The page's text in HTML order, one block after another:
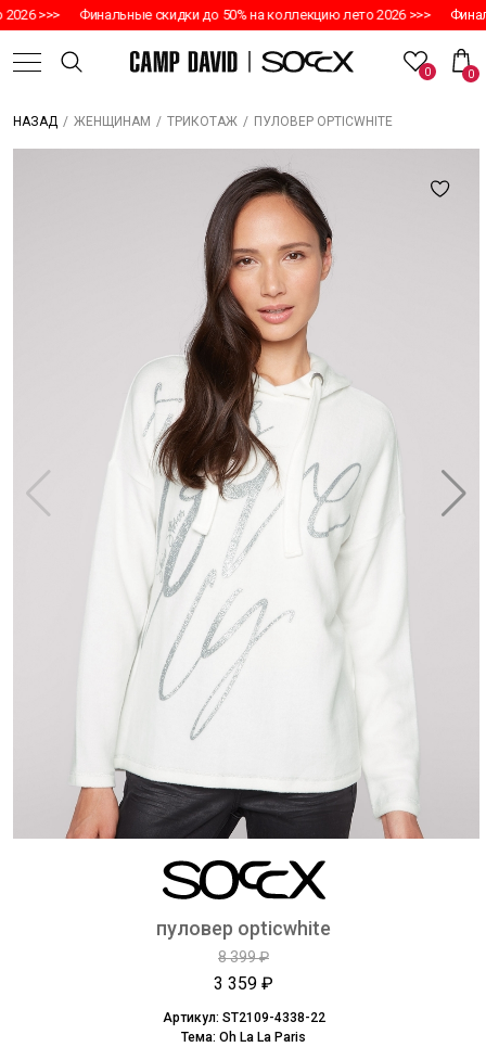
>>> Финальные скидки до 50% на коллекцию лето 2026 >>>
0 0
НАЗАД / ЖЕНЩИНАМ / ТРИКОТАЖ / ПУЛОВЕР OPTICWHITE
пуловер opticwhite
8 399 ₽
3 359 ₽
Артикул: ST2109-4338-22
Тема: Oh La La Paris